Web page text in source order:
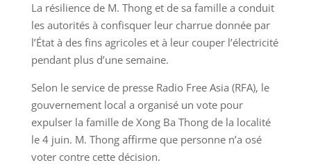
La résilience de M. Thong et de sa famille a conduit
les autorités à confisquer leur charrue donnée par
l’État à des fins agricoles et à leur couper l’électricité
pendant plus d’une semaine.
Selon le service de presse Radio Free Asia (RFA), le
gouvernement local a organisé un vote pour
expulser la famille de Xong Ba Thong de la localité
le 4 juin. M. Thong affirme que personne n’a osé
voter contre cette décision.